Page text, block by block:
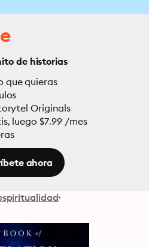
de historias
que quieras
Originals
luego $7.99 /mes
ahora